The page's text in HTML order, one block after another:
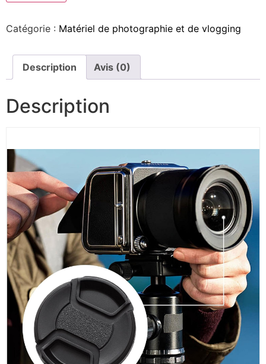
Catégorie : Matériel de photographie et de vlogging
Description Avis (0)
Description